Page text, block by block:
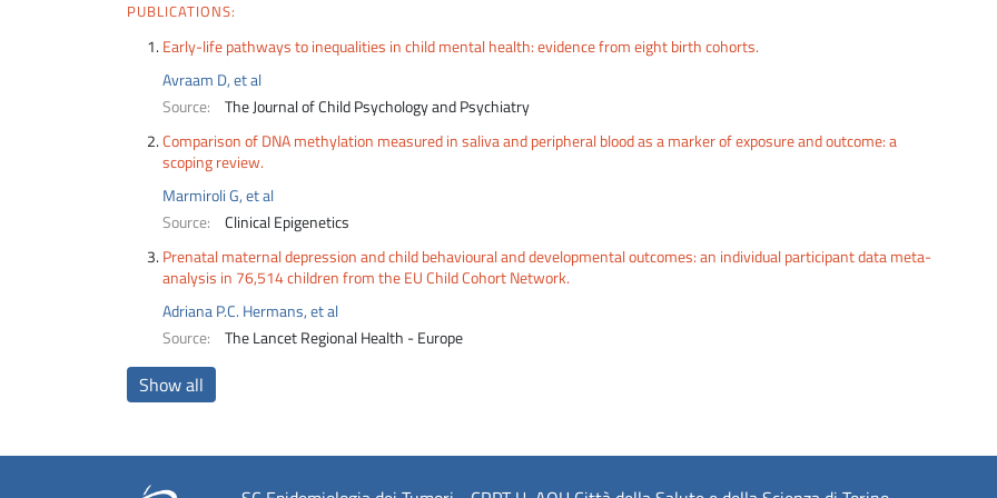
PUBLICATIONS:
Early-life pathways to inequalities in child mental health: evidence from eight birth cohorts.
Avraam D, et al
Source:
The Journal of Child Psychology and Psychiatry
Comparison of DNA methylation measured in saliva and peripheral blood as a marker of exposure and outcome: a
scoping review.
Marmiroli G, et al
Source:
Clinical Epigenetics
Prenatal maternal depression and child behavioural and developmental outcomes: an individual participant data meta-
analysis in 76,514 children from the EU Child Cohort Network.
Adriana P.C. Hermans, et al
Source:
The Lancet Regional Health - Europe
Show all